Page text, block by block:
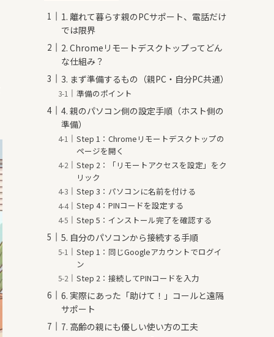
1. 離れて暮らす親のPCサポート、電話だけ
では限界
2. Chromeリモートデスクトップってどん
な仕組み？
3. まず準備するもの（親PC・自分PC共通）
準備のポイント
4. 親のパソコン側の設定手順（ホスト側の
準備）
Step 1：Chromeリモートデスクトップの
ページを開く
Step 2：「リモートアクセスを設定」をク
リック
Step 3：パソコンに名前を付ける
Step 4：PINコードを設定する
Step 5：インストール完了を確認する
5. 自分のパソコンから接続する手順
Step 1：同じGoogleアカウントでログイ
ン
Step 2：接続してPINコードを入力
6. 実際にあった「助けて！」コールと遠隔
サポート
7. 高齢の親にも優しい使い方の工夫